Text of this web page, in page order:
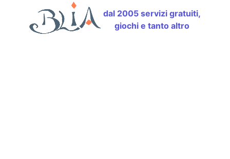
dal 2005 servizi gratuiti,
giochi e tanto altro